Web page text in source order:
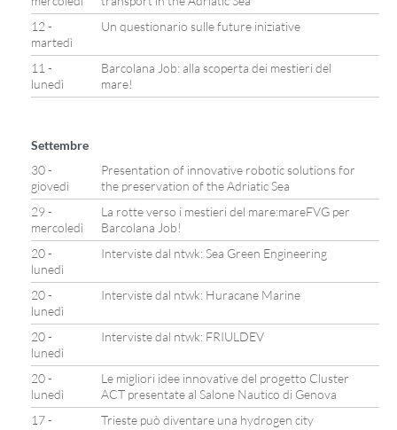
12 -
martedì
Un questionario sulle future iniziative
11 -
lunedì
Barcolana Job: alla scoperta dei mestieri del
mare!
Settembre
30 -
giovedì
Presentation of innovative robotic solutions for
the preservation of the Adriatic Sea
29 -
mercoledì
La rotte verso i mestieri del mare:mareFVG per
Barcolana Job!
20 -
lunedì
Interviste dal ntwk: Sea Green Engineering
20 -
lunedì
Interviste dal ntwk: Huracane Marine
20 -
lunedì
Interviste dal ntwk: FRIULDEV
20 -
lunedì
Le migliori idee innovative del progetto Cluster
ACT presentate al Salone Nautico di Genova
17 -
Trieste può diventare una hydrogen city